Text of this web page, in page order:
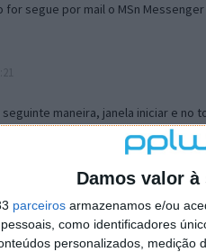
Damos valor
parceiros armazenamos e/ou
como identificadores
personalizados,
for segue por mail o MSn Messenger
maneira, janela iniciar e no
separador Menu ‘Iniciar’ clica no
escolheres o Browser com que
ao teu Firefox e nas ferramentas ou
e logo perto do fim encontras um
é o browser predefinido.